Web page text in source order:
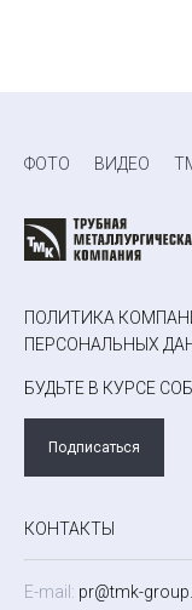
ФОТО ВИДЕО
ПОЛИТИКА
ПЕРСОНАЛЬНЫХ
БУДЬТЕ В КУРСЕ
Подписаться
КОНТАКТЫ
E-mail: pr@tmk-